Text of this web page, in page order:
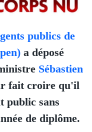
publics de
a déposé
Sébastien
fait croire qu'il
public sans
de diplôme.